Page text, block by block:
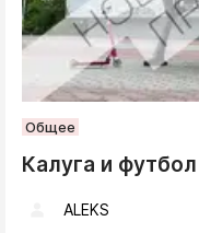
Общее
Калуга и футбол
ALEKS